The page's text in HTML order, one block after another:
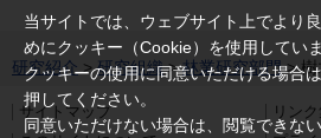
研究紹介>研究組織>林業研究部門> 樹
サイトマップ
リンク
当サイトでは、ウェブサイト上でより
めにクッキー（Cookie）を使用していま
クッキーの使用に同意いただける場合
押してください。
同意いただけない場合は、閲覧できな